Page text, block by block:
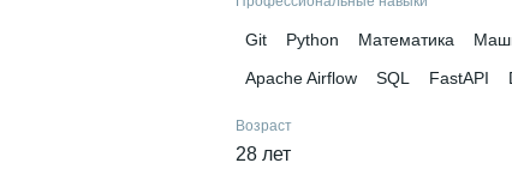
Git Python Математика
Apache Airflow
SQL FastAPI
Возраст
28 лет